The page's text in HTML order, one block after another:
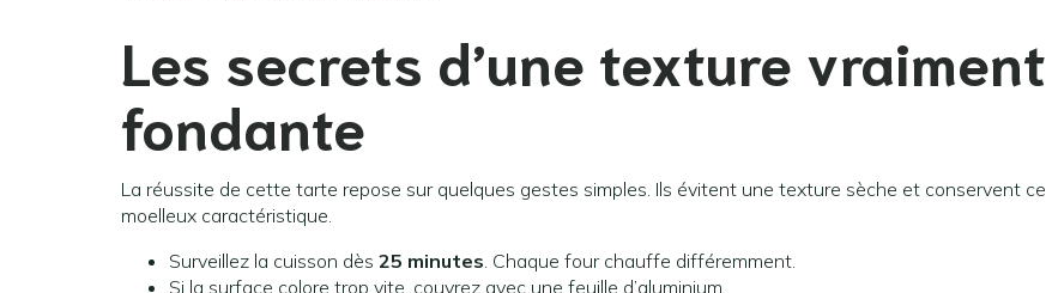
Les secrets d’une texture vraiment
fondante
La réussite de cette tarte repose sur quelques gestes simples. Ils évitent une texture sèche et conservent ce
moelleux caractéristique.
Surveillez la cuisson dès 25 minutes. Chaque four chauffe différemment.
Si la surface colore trop vite, couvrez avec une feuille d’aluminium.